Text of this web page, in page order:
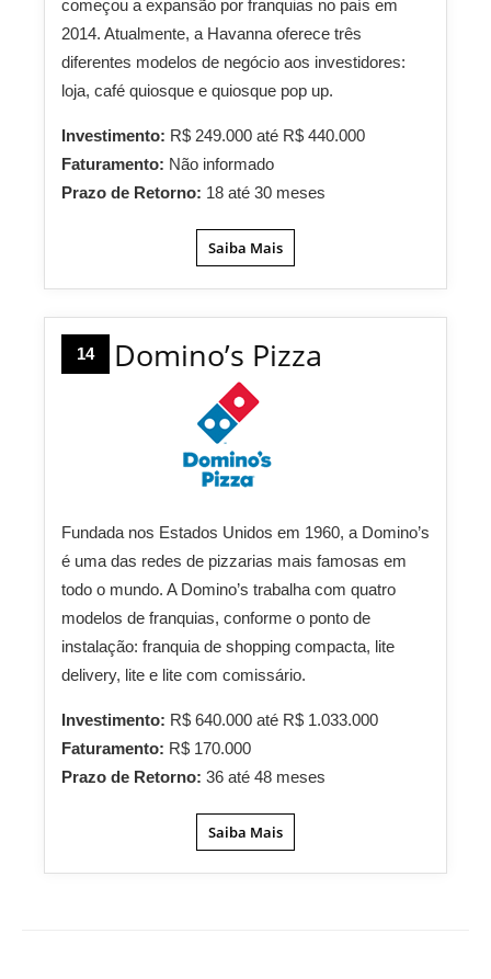
começou a expansão por franquias no país em
2014. Atualmente, a Havanna oferece três
diferentes modelos de negócio aos investidores:
loja, café quiosque e quiosque pop up.
Investimento: R$ 249.000 até R$ 440.000
Faturamento: Não informado
Prazo de Retorno: 18 até 30 meses
Saiba Mais
14 Domino’s Pizza
Fundada nos Estados Unidos em 1960, a Domino’s
é uma das redes de pizzarias mais famosas em
todo o mundo. A Domino’s trabalha com quatro
modelos de franquias, conforme o ponto de
instalação: franquia de shopping compacta, lite
delivery, lite e lite com comissário.
Investimento: R$ 640.000 até R$ 1.033.000
Faturamento: R$ 170.000
Prazo de Retorno: 36 até 48 meses
Saiba Mais